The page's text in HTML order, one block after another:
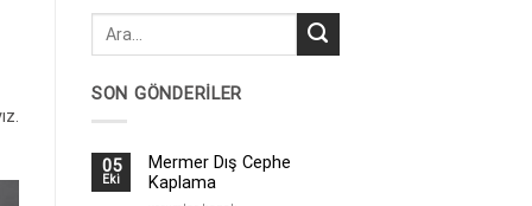
SON GÖNDERILER
05
Eki
Mermer Dış Cephe
Kaplama